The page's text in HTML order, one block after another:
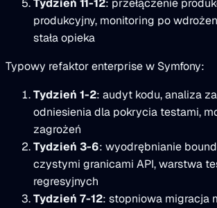
Tydzień 11-12: przełączenie
produkcyjny, monitoring po
stała opieka
Typowy refaktor enterprise w Symfony:
Tydzień 1-2: audyt kodu, analiza
odniesienia dla pokrycia testami,
zagrożeń
Tydzień 3-6: wyodrębnianie
czystymi granicami API, warstwa
regresyjnych
Tydzień 7-12: stopniowa migracja